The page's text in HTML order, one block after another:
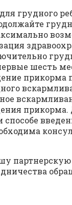
грудного
шесть
прикорма
способе